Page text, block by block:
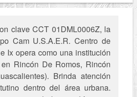
clave CCT 01DML0006Z, la
Cam U.S.A.E.R. Centro de
Ix opera como una institución
Rincón De Romos, Rincón
Brinda atención
dentro del área urbana.